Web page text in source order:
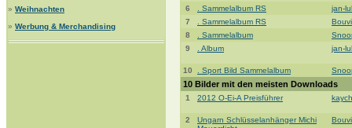
» Weihnachten
» Werbung & Merchandising
6
. Sammelalbum RS
jan-
7
. Sammelalbum RS
8
. Sammelalbum
9
. Album jan-
10 . Sport Bild Sammelalbum
10 Bilder mit den meisten Downloads
1 2012 O-Ei-A Preisführer
2
Ungarn Schlüsselanhänger Michi